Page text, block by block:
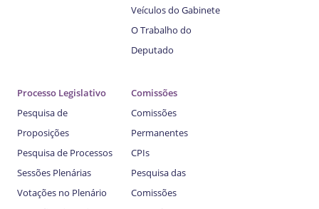
Veículos do Gabinete
O Trabalho do
Deputado
Processo Legislativo
Pesquisa de
Proposições
Pesquisa de Processos
Sessões Plenárias
Votações no Plenário
Comissões
Comissões
Permanentes
CPIs
Pesquisa das
Comissões